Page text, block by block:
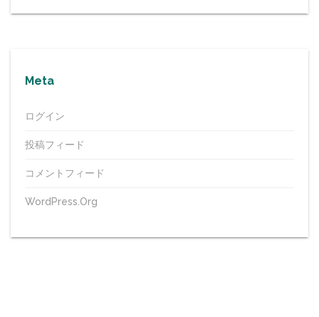
Meta
ログイン
投稿フィード
コメントフィード
WordPress.org